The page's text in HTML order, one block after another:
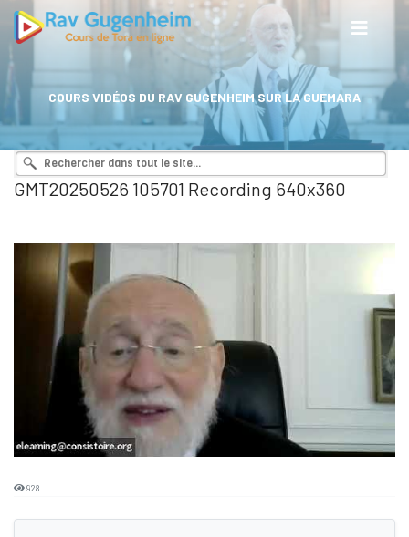
COURS VIDÉOS DU RAV GUGENHEIM SUR LA GUEMARA
GMT20250526 105701 Recording 640x360
928